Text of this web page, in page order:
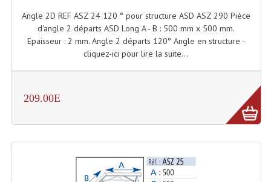
Pieds D'enceintes
Selecteurs Audio Vidéo
Casques Stéréo
Egaliseur Egaliseurs
Angle 2D REF ASZ 24 120 ° pour structure ASD ASZ 290 Pièce
d'angle 2 départs ASD Long A - B : 500 mm x 500 mm.
Epaisseur : 2 mm. Angle 2 départs 120° Angle en structure -
cliquez-ici pour lire la suite...
209.00E